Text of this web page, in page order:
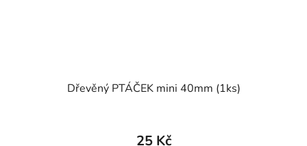
Dřevěný PTÁČEK mini 40mm (1ks)
25 Kč